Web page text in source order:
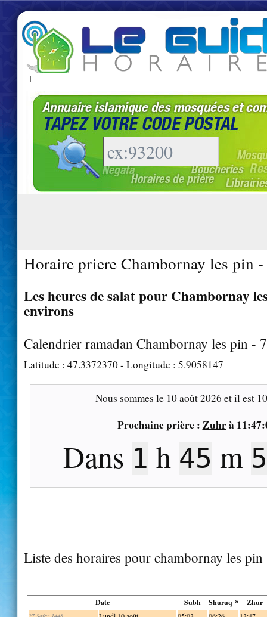
|
Horaire priere Chambornay les pin
Les heures de salat pour Chambornay
environs
Calendrier ramadan Chambornay les pin -
Latitude : 47.3372370- Longitude : 5.9058147
Nous sommes le 10 août 2026 et il est
Prochaine prière : Zuhrà
Dans 1 h 45 m
Liste des horaires pour chambornay les pin
Date Subh Shuruq * Zhur